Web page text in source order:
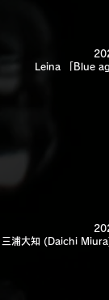
Leina 「Blue
三浦大知 (Daichi